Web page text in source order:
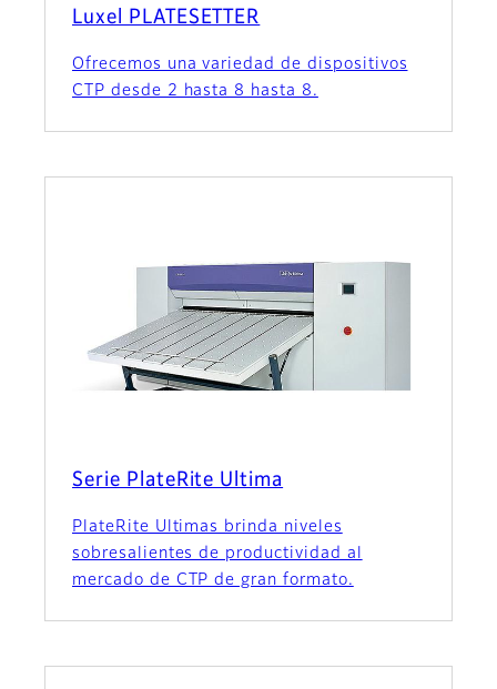
Luxel PLATESETTER
Ofrecemos una variedad de dispositivos
CTP desde 2 hasta 8 hasta 8.
Serie PlateRite Ultima
PlateRite Ultimas brinda niveles
sobresalientes de productividad al
mercado de CTP de gran formato.